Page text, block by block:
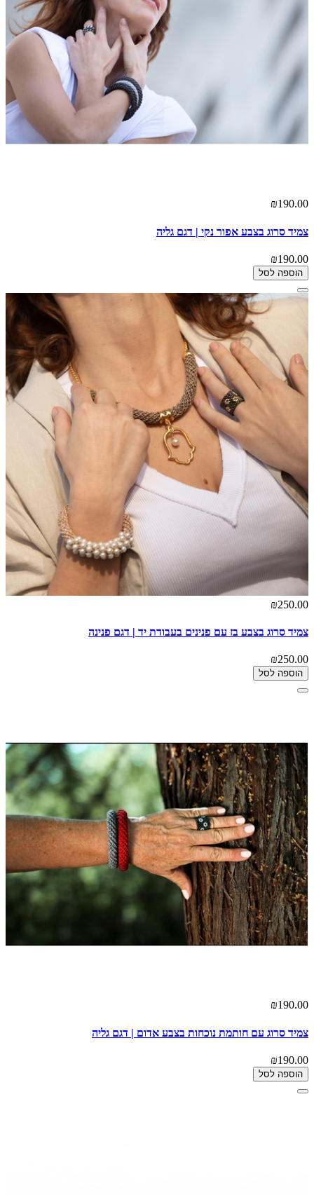
₪190.00
צמיד סרוג בצבע אפור נקי | דגם גליה
₪190.00
הוספה לסל
₪250.00
צמיד סרוג בצבע בז עם פנינים בעבודת יד | דגם פנינה
₪250.00
הוספה לסל
₪190.00
צמיד סרוג עם חותמת נוכחות בצבע אדום | דגם גליה
₪190.00
הוספה לסל